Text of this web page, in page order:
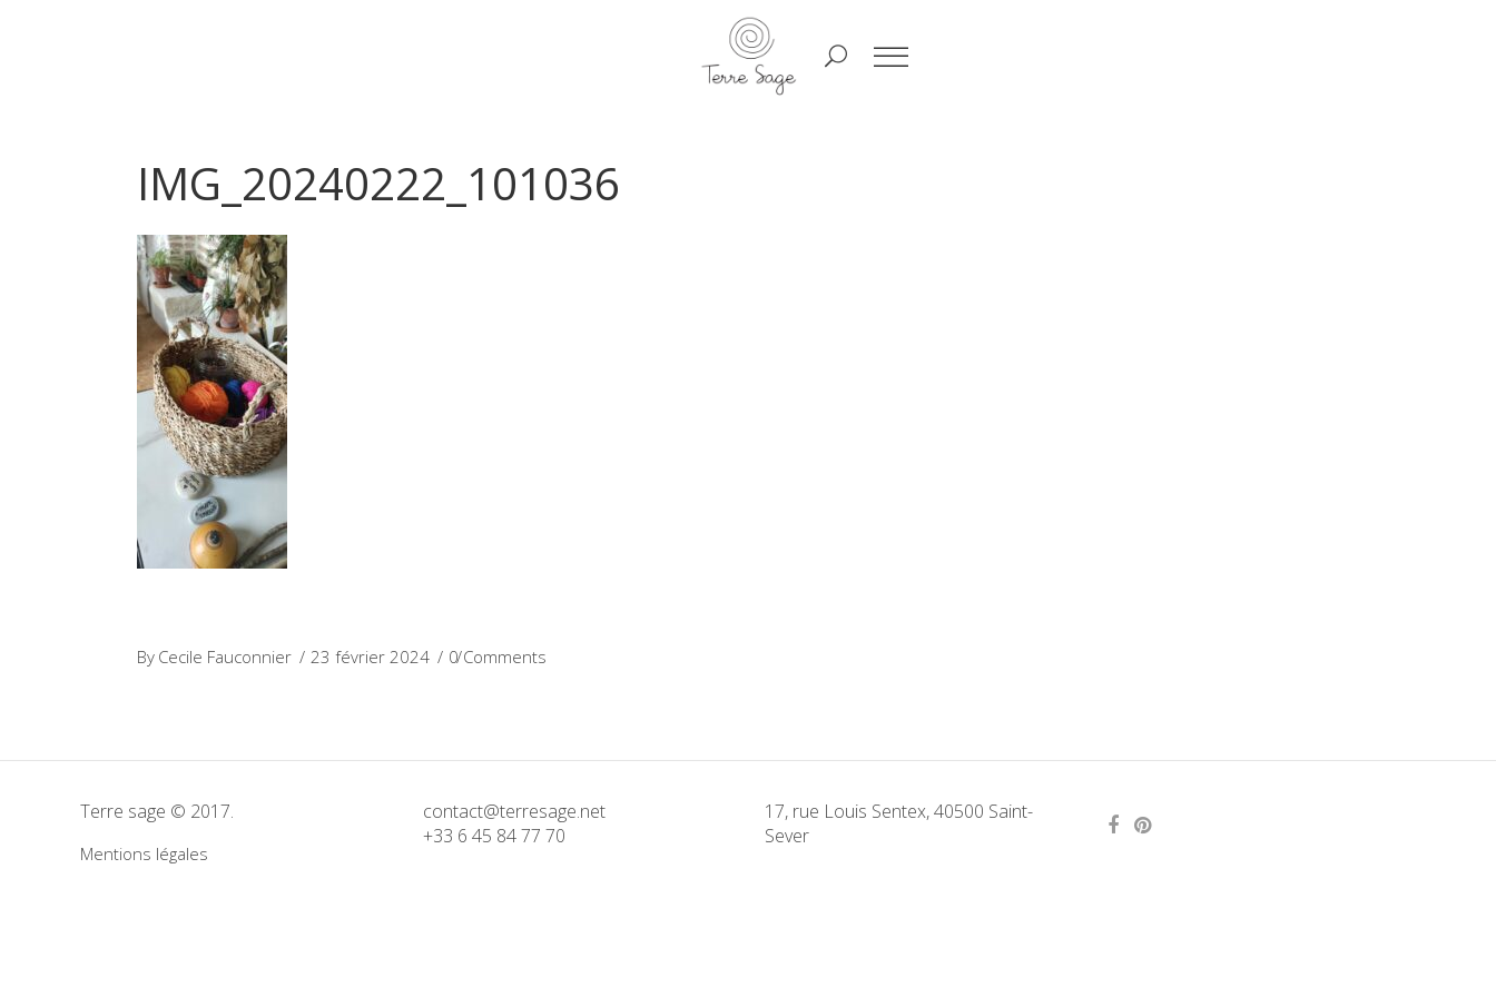
IMG_20240222_101036
By Cecile Fauconnier 23 février 2024 0 Comments
Terre sage © 2017.
Mentions légales
contact@terresage.net
+33 6 45 84 77 70
17, rue Louis Sentex, 40500 Saint-
Sever